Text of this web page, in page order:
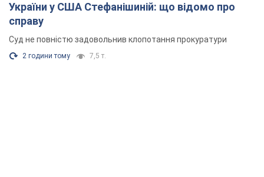
України у США Стефанішиній: що відомо про
справу
Суд не повністю задовольнив клопотання прокуратури
2 години тому 7,5 т.